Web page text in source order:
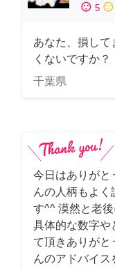
sentiment_satisfied 5 sentiment_neutral
あなた、損して
くないですか？
千葉県
今日はありがと
んの人柄もよ
す^^ 漠然と老後
具体的な数字や
て頂きありがと
んのアドバイ